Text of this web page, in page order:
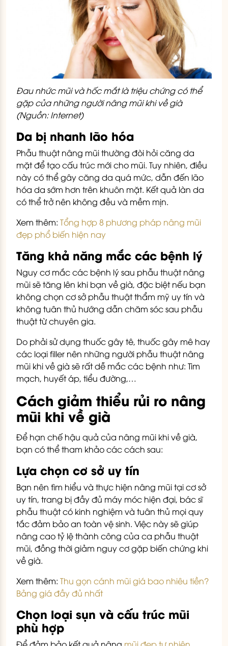
Đau nhức mũi và hốc mắt là triệu chứng có thể
gặp của những người nâng mũi khi về già
(Nguồn: Internet)
Da bị nhanh lão hóa
Phẫu thuật nâng mũi thường đòi hỏi căng da
mặt để tạo cấu trúc mới cho mũi. Tuy nhiên, điều
này có thể gây căng da quá mức, dẫn đến lão
hóa da sớm hơn trên khuôn mặt. Kết quả làn da
có thể trở nên không đều và mềm mịn.
Xem thêm: Tổng hợp 8 phương pháp nâng mũi
đẹp phổ biến hiện nay
Tăng khả năng mắc các bệnh lý
Nguy cơ mắc các bệnh lý sau phẫu thuật nâng
mũi sẽ tăng lên khi bạn về già, đặc biệt nếu bạn
không chọn cơ sở phẫu thuật thẩm mỹ uy tín và
không tuân thủ hướng dẫn chăm sóc sau phẫu
thuật từ chuyên gia.
Do phải sử dụng thuốc gây tê, thuốc gây mê hay
các loại filler nên những người phẫu thuật nâng
mũi khi về già sẽ rất dễ mắc các bệnh như: Tim
mạch, huyết áp, tiểu đường,…
Cách giảm thiểu rủi ro nâng
mũi khi về già
Để hạn chế hậu quả của nâng mũi khi về già,
bạn có thể tham khảo các cách sau:
Lựa chọn cơ sở uy tín
Bạn nên tìm hiểu và thực hiện nâng mũi tại cơ sở
uy tín, trang bị đầy đủ máy móc hiện đại, bác sĩ
phẫu thuật có kinh nghiệm và tuân thủ mọi quy
tắc đảm bảo an toàn vệ sinh. Việc này sẽ giúp
nâng cao tỷ lệ thành công của ca phẫu thuật
mũi, đồng thời giảm nguy cơ gặp biến chứng khi
về già.
Xem thêm: Thu gọn cánh mũi giá bao nhiêu tiền?
Bảng giá đầy đủ nhất
Chọn loại sụn và cấu trúc mũi
phù hợp